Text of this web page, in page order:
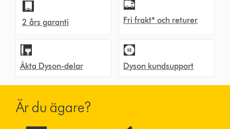
2 års garanti Fri frakt* och returer
Äkta Dyson-delar Dyson kundsupport
Är du ägare?